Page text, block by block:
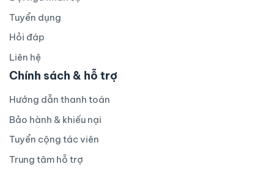
Tuyển dụng
Hỏi đáp
Liên hệ
Chính sách & hỗ trợ
Hướng dẫn thanh toán
Bảo hành & khiếu nại
Tuyển cộng tác viên
Trung tâm hỗ trợ